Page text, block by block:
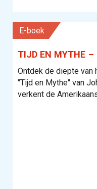
E-boek
TIJD EN MYTHE –
Ontdek de diepte van
"Tijd en Mythe" van
verkent de